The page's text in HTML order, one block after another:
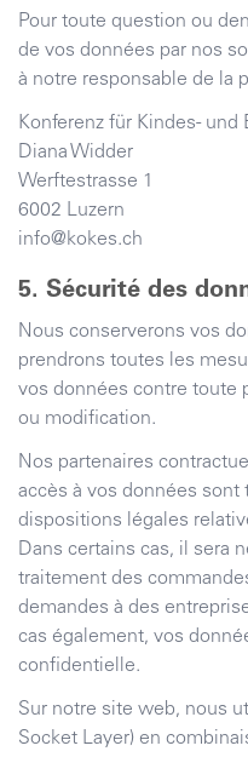
Pour toute question ou
de vos données par nos
à notre responsable de la
Konferenz für Kindes- und
Diana Widder
Werftestrasse 1
6002 Luzern
info@kokes.ch
Sécurité des
Nous conserverons vos
prendrons toutes les
vos données contre toute
ou modification.
Nos partenaires
accès à vos données sont
dispositions légales
Dans certains cas, il sera
traitement des
demandes à des
cas également, vos
confidentielle.
Sur notre site web, nous
Socket Layer) en